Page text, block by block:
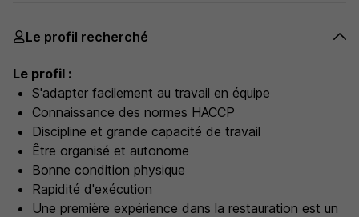
Le profil recherché
Le profil :
S'adapter facilement au travail en équipe
Connaissance des normes HACCP
Discipline et grande capacité de travail
Être organisé et autonome
Bonne condition physique
Rapidité d'exécution
Une première expérience dans la restauration est un